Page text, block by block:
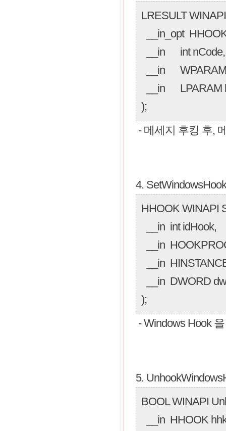
LRESULT
__in_opt
__in int nCode,
__in WPARAM
__in LPARAM
);
- 메세지 후킹 후,
4.
HHOOK WINAPI
__in int idHook,
__in
__in
__in DWORD
);
- Windows Hook
5.
BOOL WINAPI
__in HHOOK